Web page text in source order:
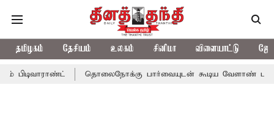
தமிழகம் தேசியம் உலகம் சினிமா விளையாட்டு
தொலைநோக்கு பார்வையுடன் கூடிய வேளாண் பட்ஜெட்: